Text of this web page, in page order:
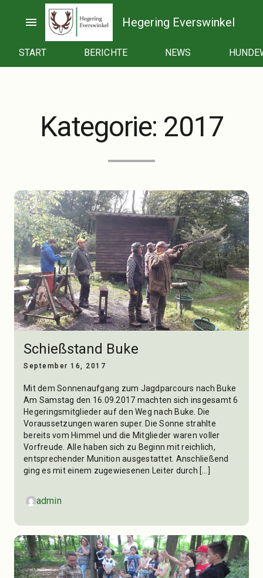
menu Hegering Everswinkel
START BERICHTE NEWS
Kategorie: 2017
Schießstand Buke
September 16, 2017
Mit dem Sonnenaufgang zum Jagdparcours nach Buke
Am Samstag den 16.09.2017 machten sich insgesamt 6
Hegeringsmitglieder auf den Weg nach Buke. Die
Voraussetzungen waren super. Die Sonne strahlte
bereits vom Himmel und die Mitglieder waren voller
Vorfreude. Alle haben sich zu Beginn mit reichlich,
entsprechender Munition ausgestattet. Anschließend
ging es mit einem zugewiesenen Leiter durch […]
admin